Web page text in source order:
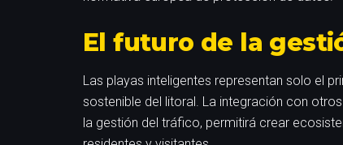
El futuro de la
Las playas inteligentes representan solo el
sostenible del litoral. La integración con
la gestión del tráfico, permitirá crear